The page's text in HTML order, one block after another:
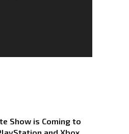
Show is Coming to
and Xbox